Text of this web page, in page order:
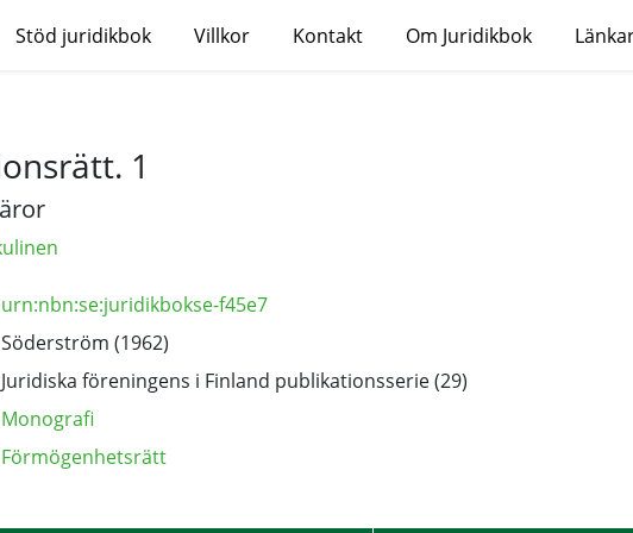
Stöd juridikbok Villkor Kontakt Om Juridikbok
1
urn:nbn:se:juridikbokse-f45e7
Söderström (1962)
Juridiska föreningens i Finland publikationsserie(29)
Monografi
Förmögenhetsrätt